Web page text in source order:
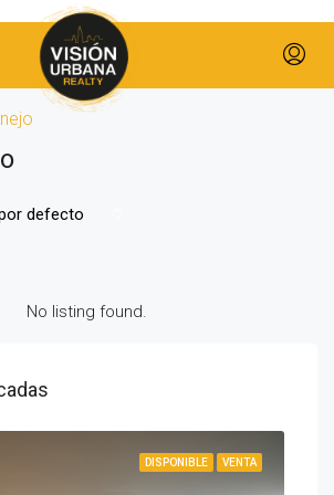
defecto
No listing found.
DISPONIBLE VENTA